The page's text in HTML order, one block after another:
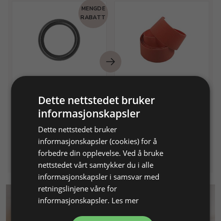
MENGDE
RABATT
O-ring, gummi T 1,5 mm
Varenr. 490919 På lager
Info Info
Dette nettstedet bruker
informasjonskapsler
Dette nettstedet bruker
informasjonskapsler (cookies) for å
forbedre din opplevelse. Ved å bruke
nettstedet vårt samtykker du i alle
informasjonskapsler i samsvar med
retningslinjene våre for
informasjonskapsler. Les mer